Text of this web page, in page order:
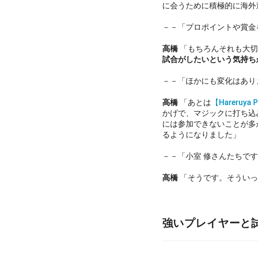
に会うために積極的に海外
－－「プロポイントや賞
高橋「もちろんそれも大
試合がしたいという気持ち
－－「ほかにも変化はあり
高橋「あとは 【Hareruya
かげで、マジックに打ち
には参加できないことが
るようになりました」
－－「小室 修さんたちです
高橋「そうです。そうい
強いプレイヤーと